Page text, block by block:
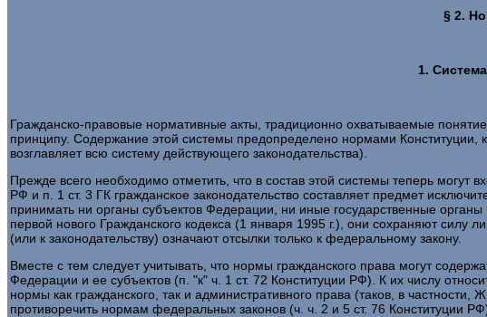
§ 2.
1.
Гражданско-правовые нормативные акты, традиционно охватываемые
принципу. Содержание этой системы предопределено нормами
возглавляет всю систему действующего законодательства).
Прежде всего необходимо отметить, что в состав этой системы теперь могут
РФ и п. 1 ст. 3 ГК гражданское законодательство составляет предмет
принимать ни органы субъектов Федерации, ни иные государственные
первой нового Гражданского кодекса (1 января 1995 г.), они сохраняют
(или к законодательству) означают отсылки только к федеральному закону.
Вместе с тем следует учитывать, что нормы гражданского права могут
Федерации и ее субъектов (п. "к" ч. 1 ст. 72 Конституции РФ). К их числу
нормы как гражданского, так и административного права (таков, в
противоречить нормам федеральных законов (ч. ч. 2 и 5 ст. 76 Конституции